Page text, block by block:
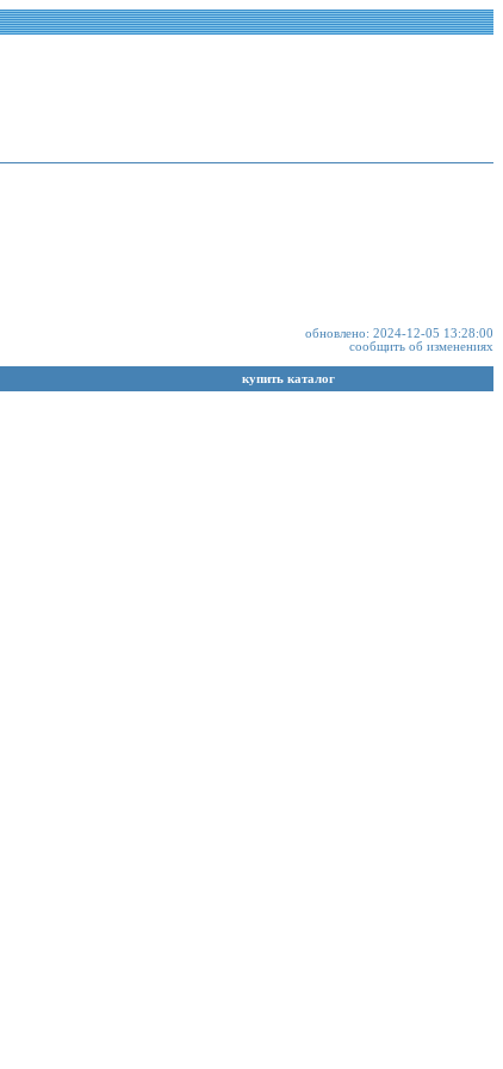
обновлено: 2024-12-05 13:28:00
сообщить об изменениях
купить каталог